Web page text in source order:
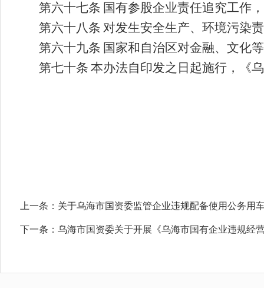
第六十七条 国有参股企业责任追究工作
第六十八条 对发生安全生产、环境污染
第六十九条 国家和自治区对金融、文化
第七十条 本办法自印发之日起施行，《
上一条： 关于乌海市国资委监管企业违规配备使用公务用
下一条： 乌海市国资委关于开展《乌海市国有企业违规经